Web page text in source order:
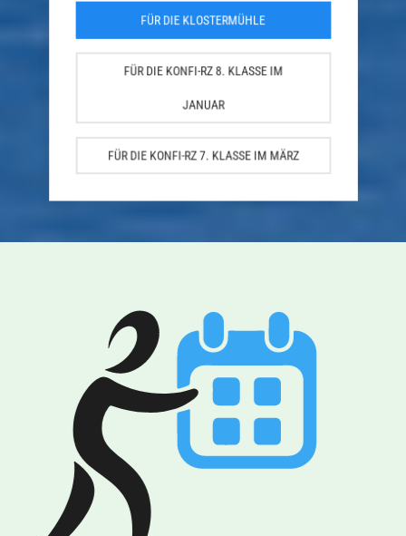
JANUAR
FÜR DIE KONFI-RZ 7. KLASSE IM MÄRZ